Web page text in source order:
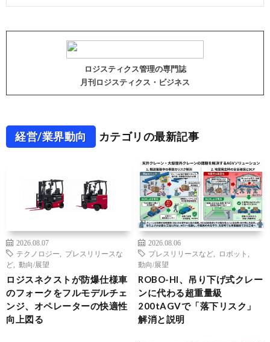
ロジスティクス管理の専門誌
月刊ロジスティクス・ビジネス
経営/業界動向 カテゴリの最新記事
2026.08.07
テクノロジー
プレスリリースな
ど
動向/展望
ロジスネクストが防爆仕様車
のフォークをフルモデルチェ
ンジ、オペレーターの快適性
向上図る
2026.08.06
プレスリリースなど
ロボット
動向/展望
ROBO-HI、吊り下げ式クレー
ンに代わる超重量級
200tAGVで「落下リスク」
解消と説明